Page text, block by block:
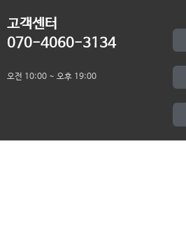
고객센터
070-4060-3134
오전 10:00 ~ 오후 19:00